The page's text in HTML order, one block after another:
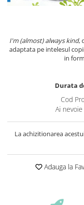
I'm (almost) always kind,
adaptata pe intelesul
in
Durata
Cod
Ai
La achizitionarea
Adauga la